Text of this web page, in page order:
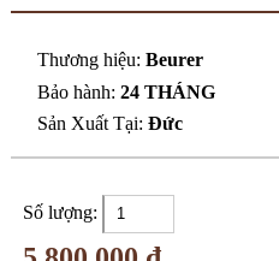
Thương hiệu:Beurer
Bảo hành:24 THÁNG
Sản Xuất Tại:Đức
Số lượng: